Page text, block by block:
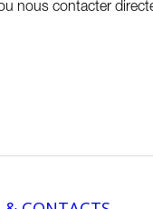
nous contacter